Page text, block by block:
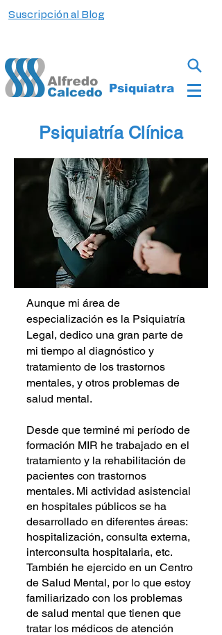
Suscripción al Blog
Psiquiatra
Psiquiatría Clínica
Aunque mi área de
especialización es la Psiquiatría
Legal, dedico una gran parte de
mi tiempo al diagnóstico y
tratamiento de los trastornos
mentales, y otros problemas de
salud mental.
Desde que terminé mi período de
formación MIR he trabajado en el
tratamiento y la rehabilitación de
pacientes con trastornos
mentales. Mi actividad asistencial
en hospitales públicos se ha
desarrollado en diferentes áreas:
hospitalización, consulta externa,
interconsulta hospitalaria, etc.
También he ejercido en un Centro
de Salud Mental, por lo que estoy
familiarizado con los problemas
de salud mental que tienen que
tratar los médicos de atención